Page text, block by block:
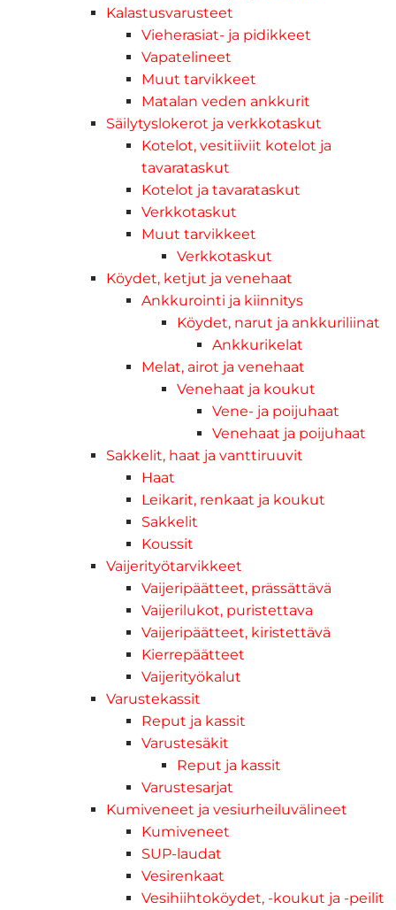
Kalastusvarusteet
Vieherasiat- ja pidikkeet
Vapatelineet
Muut tarvikkeet
Matalan veden ankkurit
Säilytyslokerot ja verkkotaskut
Kotelot, vesitiiviit kotelot ja
tavarataskut
Kotelot ja tavarataskut
Verkkotaskut
Muut tarvikkeet
Verkkotaskut
Köydet, ketjut ja venehaat
Ankkurointi ja kiinnitys
Köydet, narut ja ankkuriliinat
Ankkurikelat
Melat, airot ja venehaat
Venehaat ja koukut
Vene- ja poijuhaat
Venehaat ja poijuhaat
Sakkelit, haat ja vanttiruuvit
Haat
Leikarit, renkaat ja koukut
Sakkelit
Koussit
Vaijerityötarvikkeet
Vaijeripäätteet, prässättävä
Vaijerilukot, puristettava
Vaijeripäätteet, kiristettävä
Kierrepäätteet
Vaijerityökalut
Varustekassit
Reput ja kassit
Varustesäkit
Reput ja kassit
Varustesarjat
Kumiveneet ja vesiurheiluvälineet
Kumiveneet
SUP-laudat
Vesirenkaat
Vesihiihtoköydet, -koukut ja -peilit